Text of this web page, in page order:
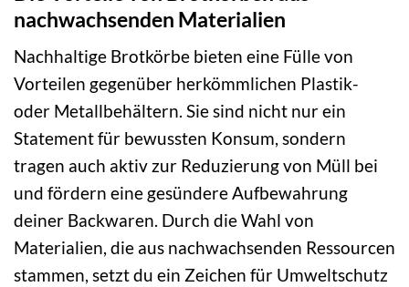
nachwachsenden Materialien
Nachhaltige Brotkörbe bieten eine Fülle von
Vorteilen gegenüber herkömmlichen Plastik-
oder Metallbehältern. Sie sind nicht nur ein
Statement für bewussten Konsum, sondern
tragen auch aktiv zur Reduzierung von Müll bei
und fördern eine gesündere Aufbewahrung
deiner Backwaren. Durch die Wahl von
Materialien, die aus nachwachsenden Ressourcen
stammen, setzt du ein Zeichen für Umweltschutz